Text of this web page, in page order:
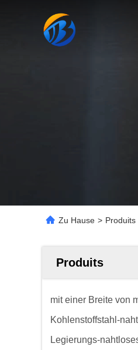
Zu Hause > Produits
Produits
mit einer Breite von
Kohlenstoffstahl-
Legierungs-